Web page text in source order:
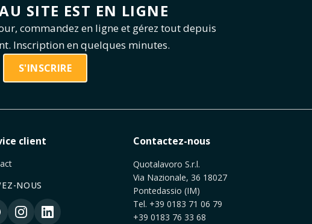
SITE EST EN LIGNE
commandez en ligne et gérez tout depuis
Inscription en quelques minutes.
S'INSCRIRE
client
NOUS
Contactez-nous
Quotalavoro S.r.l.
Via Nazionale, 36 18027
Pontedassio (IM)
Tel. +39 0183 71 06 79
+39 0183 76 33 68